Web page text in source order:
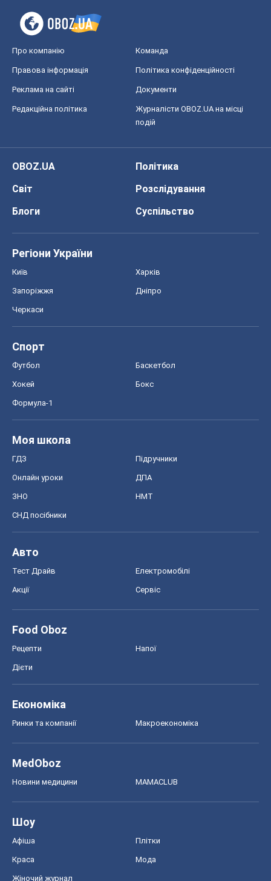
Про компанію Команда
Правова інформація Політика конфіденційності
Реклама на сайті Документи
Редакційна політика
Журналісти OBOZ.UA на місці
подій
OBOZ.UA
Політика
Світ
Розслідування
Блоги
Суспільство
Регіони України
Київ Харків
Запоріжжя Дніпро
Черкаси
Спорт
Футбол Баскетбол
Хокей Бокс
Формула-1
Моя школа
ГДЗ Підручники
Онлайн уроки ДПА
ЗНО НМТ
СНД посібники
Авто
Тест Драйв Електромобілі
Акції Сервіс
Food Oboz
Рецепти Напої
Дієти
Економіка
Ринки та компанії Макроекономіка
MedOboz
Новини медицини MAMACLUB
Шоу
Афіша Плітки
Краса Мода
Жіночий журнал